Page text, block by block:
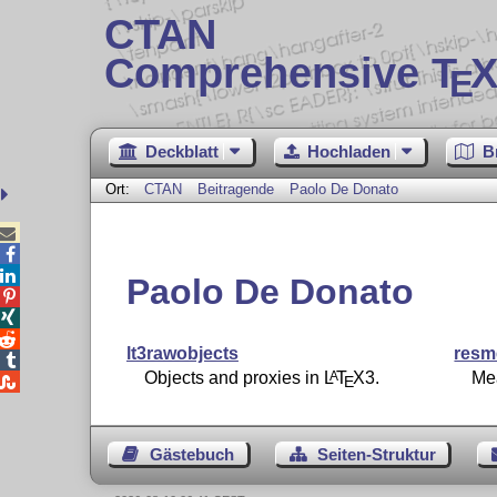
CTAN
Comprehensive TE
Deckblatt Hochladen
Ort: CTAN Beitragende Paolo De Donato
Paolo De Donato
lt3rawobjects
Objects and proxies in LATEX3.
Gästebuch Seiten-Struktur




